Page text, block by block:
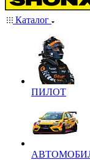
Каталог
ПИЛОТ